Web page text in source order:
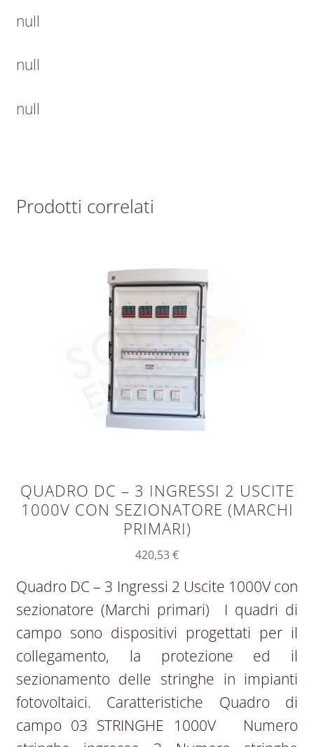
null
null
null
Prodotti correlati
QUADRO DC – 3 INGRESSI 2 USCITE
1000V CON SEZIONATORE (MARCHI
PRIMARI)
420,53€
Quadro DC – 3 Ingressi 2 Uscite 1000V con
sezionatore (Marchi primari) I quadri di
campo sono dispositivi progettati per il
collegamento, la protezione ed il
sezionamento delle stringhe in impianti
fotovoltaici. Caratteristiche Quadro di
campo 03 STRINGHE 1000V Numero